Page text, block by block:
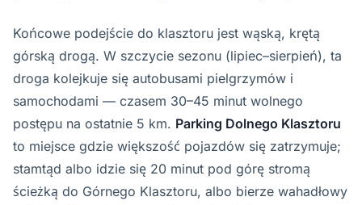
Końcowe podejście do klasztoru jest wąską, krętą
górską drogą. W szczycie sezonu (lipiec–sierpień), ta
droga kolejkuje się autobusami pielgrzymów i
samochodami — czasem 30–45 minut wolnego
postępu na ostatnie 5 km. Parking Dolnego Klasztoru
to miejsce gdzie większość pojazdów się zatrzymuje;
stamtąd albo idzie się 20 minut pod górę stromą
ścieżką do Górnego Klasztoru, albo bierze wahadłowy